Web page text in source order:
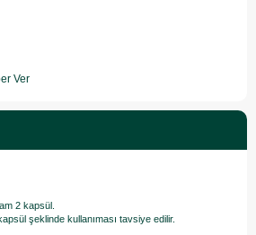
Ver
2 kapsül.
şeklinde kullanıması tavsiye edilir.